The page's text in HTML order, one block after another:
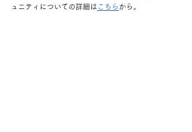
ュニティについての詳細は こちら から。